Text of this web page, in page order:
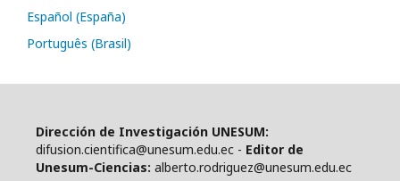
Español (España)
Português (Brasil)
Dirección de Investigación UNESUM:
difusion.cientifica@unesum.edu.ec - Editor de
Unesum-Ciencias: alberto.rodriguez@unesum.edu.ec